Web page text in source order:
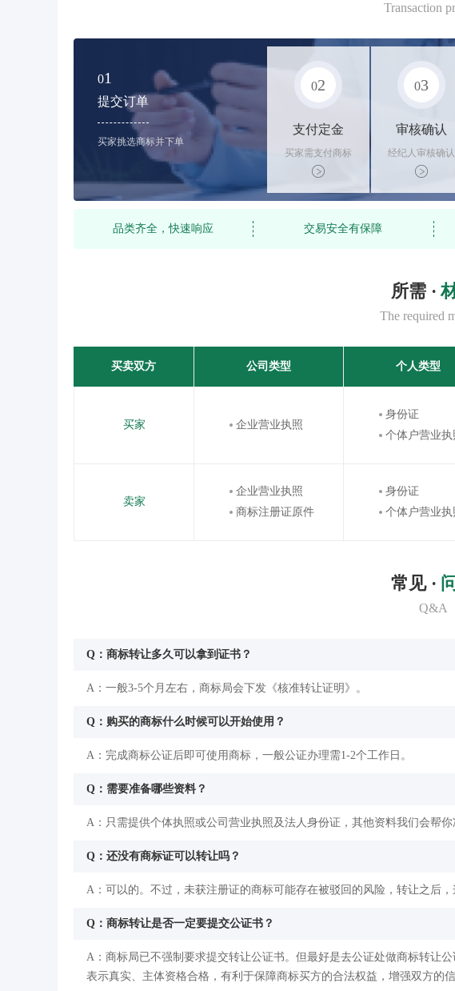
Transaction
01
提交订单
买家挑选商标并下单
02
支付定金
买家需支付商标
标价的10%的购
买订金
03
审核确认
经纪人审核确认
商标状态
品类齐全，快速响应 交易安全有保障
所需 ·
The required
买卖双方 公司类型 个人类型
买家 企业营业执照
身份证
个体户营业执
卖家
企业营业执照
商标注册证原件
身份证
个体户营业执
常见 ·
Q&A
Q：商标转让多久可以拿到证书？
A：一般3-5个月左右，商标局会下发《核准转让证明》。
Q：购买的商标什么时候可以开始使用？
A：完成商标公证后即可使用商标，一般公证办理需1-2个工作日。
Q：需要准备哪些资料？
A：只需提供个体执照或公司营业执照及法人身份证，其他资料我们会帮你
Q：还没有商标证可以转让吗？
A：可以的。不过，未获注册证的商标可能存在被驳回的风险，转让之后，
Q：商标转让是否一定要提交公证书？
A：商标局已不强制要求提交转让公证书。但最好是去公证处做商标转让
表示真实、主体资格合格，有利于保障商标买方的合法权益，增强双方的信